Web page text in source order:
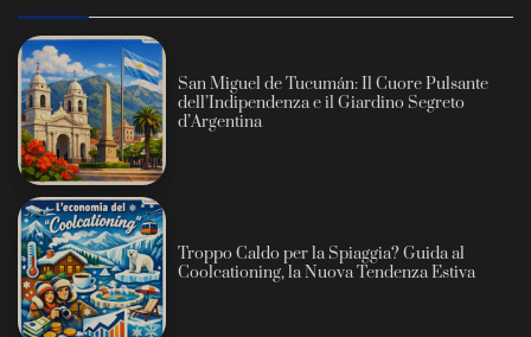
San Miguel de Tucumán: Il Cuore Pulsante
dell’Indipendenza e il Giardino Segreto
d’Argentina
Troppo Caldo per la Spiaggia? Guida al
Coolcationing, la Nuova Tendenza Estiva